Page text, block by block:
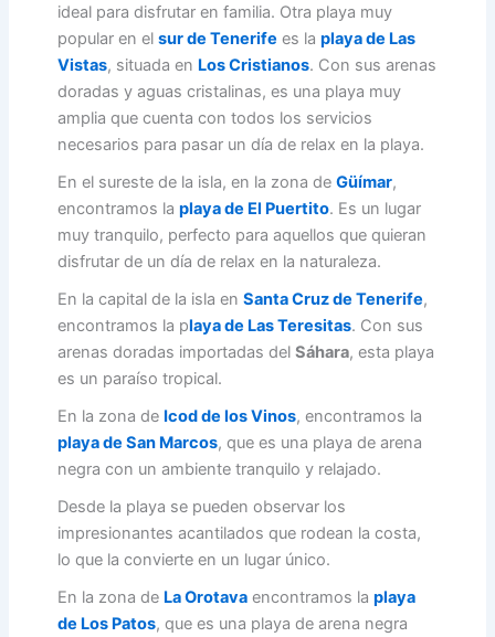
ideal para disfrutar en familia. Otra playa muy
popular en el sur de Tenerife es la playa de Las
Vistas, situada en Los Cristianos. Con sus arenas
doradas y aguas cristalinas, es una playa muy
amplia que cuenta con todos los servicios
necesarios para pasar un día de relax en la playa.
En el sureste de la isla, en la zona de Güímar,
encontramos la playa de El Puertito. Es un lugar
muy tranquilo, perfecto para aquellos que quieran
disfrutar de un día de relax en la naturaleza.
En la capital de la isla en Santa Cruz de Tenerife,
encontramos la playa de Las Teresitas. Con sus
arenas doradas importadas del Sáhara, esta playa
es un paraíso tropical.
En la zona de Icod de los Vinos, encontramos la
playa de San Marcos, que es una playa de arena
negra con un ambiente tranquilo y relajado.
Desde la playa se pueden observar los
impresionantes acantilados que rodean la costa,
lo que la convierte en un lugar único.
En la zona de La Orotavaencontramos la playa
de Los Patos, que es una playa de arena negra